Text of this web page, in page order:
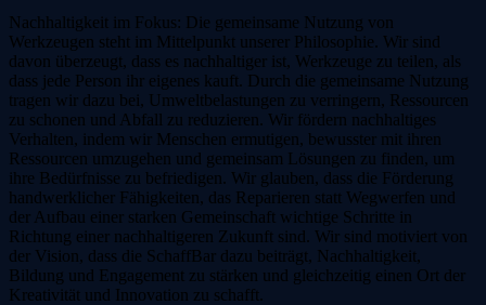
Nachhaltigkeit im Fokus: Die gemeinsame Nutzung von
Werkzeugen steht im Mittelpunkt unserer Philosophie. Wir sind
davon überzeugt, dass es nachhaltiger ist, Werkzeuge zu teilen, als
dass jede Person ihr eigenes kauft. Durch die gemeinsame Nutzung
tragen wir dazu bei, Umweltbelastungen zu verringern, Ressourcen
zu schonen und Abfall zu reduzieren. Wir fördern nachhaltiges
Verhalten, indem wir Menschen ermutigen, bewusster mit ihren
Ressourcen umzugehen und gemeinsam Lösungen zu finden, um
ihre Bedürfnisse zu befriedigen. Wir glauben, dass die Förderung
handwerklicher Fähigkeiten, das Reparieren statt Wegwerfen und
der Aufbau einer starken Gemeinschaft wichtige Schritte in
Richtung einer nachhaltigeren Zukunft sind. Wir sind motiviert von
der Vision, dass die SchaffBar dazu beiträgt, Nachhaltigkeit,
Bildung und Engagement zu stärken und gleichzeitig einen Ort der
Kreativität und Innovation zu schafft.